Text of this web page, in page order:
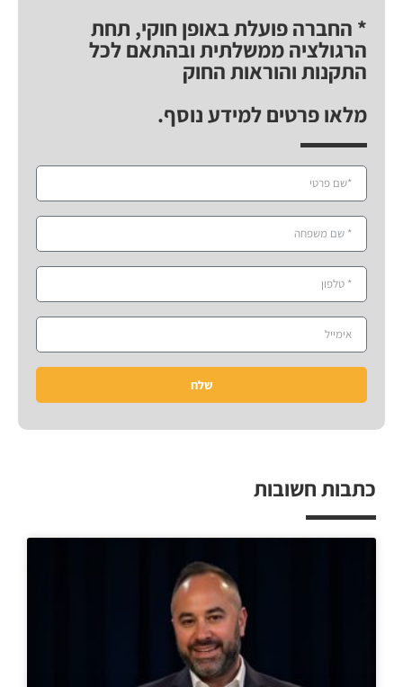
* החברה פועלת באופן חוקי, תחת
הרגולציה ממשלתית ובהתאם לכל
התקנות והוראות החוק
מלאו פרטים למידע נוסף.
שלח
כתבות חשובות